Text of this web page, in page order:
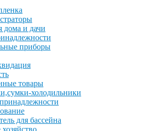
дома и дачи
приборы
товары
холодильники
для бассейна